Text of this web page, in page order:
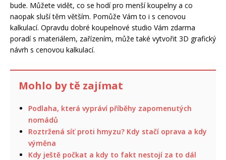
bude. Můžete vidět, co se hodí pro menší koupelny a co
naopak sluší těm větším. Pomůže Vám to i s cenovou
kalkulací. Opravdu dobré koupelnové studio Vám zdarma
poradí s materiálem, zařízením, může také vytvořit 3D grafický
návrh s cenovou kalkulací.
Mohlo by tě zajímat
Podlaha, která vypráví příběhy zapomenutých
nomádů
Roztržená síť proti hmyzu? Kdy stačí oprava a kdy
výměna
Kdy ještě počkat a kdy to fakt nestojí za to dál